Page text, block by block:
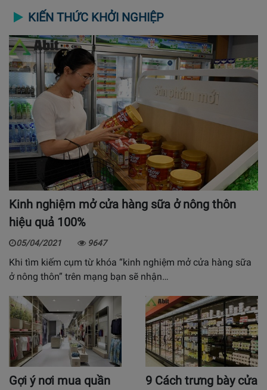
KIẾN THỨC KHỞI NGHIỆP
Kinh nghiệm mở cửa hàng sữa ở nông thôn
hiệu quả 100%
05/04/2021 9647
Khi tìm kiếm cụm từ khóa “kinh nghiệm mở cửa hàng sữa
ở nông thôn” trên mạng bạn sẽ nhận…
Gợi ý nơi mua quần
9 Cách trưng bày cửa